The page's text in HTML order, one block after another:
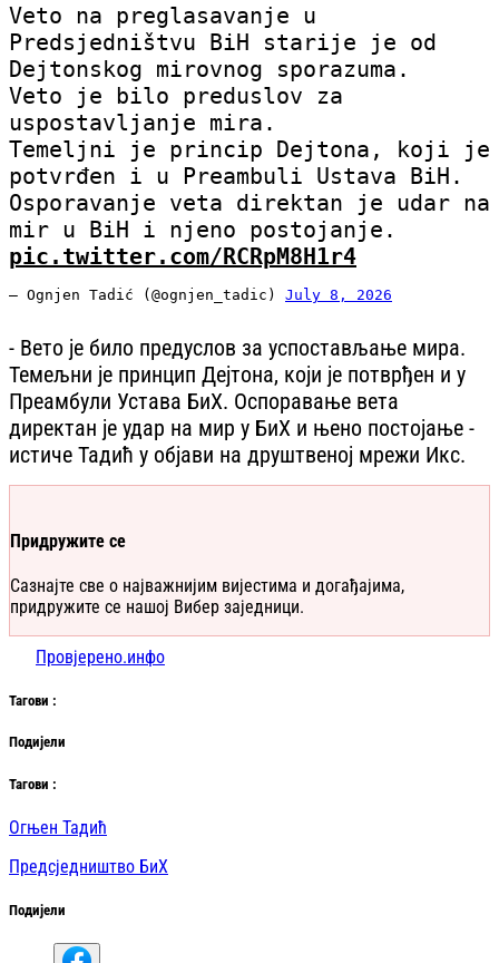
Veto na preglasavanje u
Predsjedništvu BiH starije je od
Dejtonskog mirovnog sporazuma.
Veto je bilo preduslov za
uspostavljanje mira.
Temeljni je princip Dejtona, koji je
potvrđen i u Preambuli Ustava BiH.
Osporavanje veta direktan je udar na
mir u BiH i njeno postojanje.
pic.twitter.com/RCRpM8H1r4
— Ognjen Tadić (@ognjen_tadic) July 8, 2026
- Вето је било предуслов за успостављање мира.
Темељни је принцип Дејтона, који је потврђен и у
Преамбули Устава БиХ. Оспоравање вета
директан је удар на мир у БиХ и њено постојање -
истиче Тадић у објави на друштвеној мрежи Икс.
Придружите се
Сазнајте све о најважнијим вијестима и догађајима,
придружите се нашој Вибер заједници.
Провјерено.инфо
Тагови :
Подијели
Тагови :
Огњен Тадић
Предсједништво БиХ
Подијели